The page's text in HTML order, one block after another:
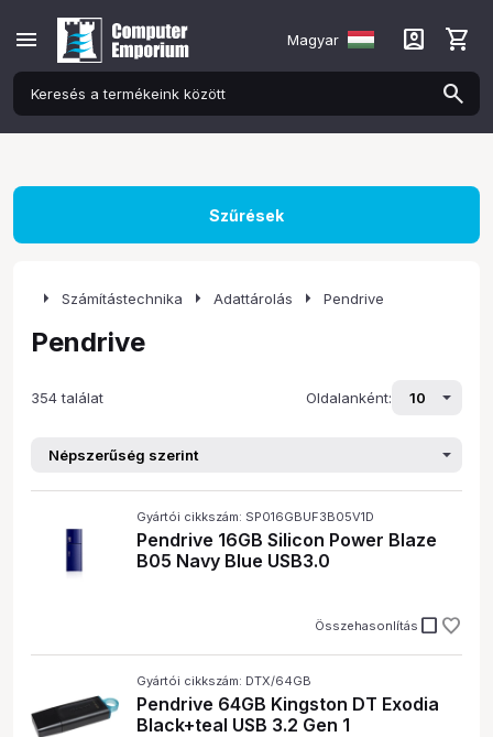
menu Magyar account_box shopping_cart
arrow_right Számítástechnika arrow_right Adattárolás arrow_right Pendrive
Pendrive
354 találat Oldalanként:
Gyártói cikkszám: SP016GBUF3B05V1D
Pendrive 16GB Silicon Power Blaze
B05 Navy Blue USB3.0
Összehasonlítás check_box_outline_blank
Gyártói cikkszám: DTX/64GB
Pendrive 64GB Kingston DT Exodia
Black+teal USB 3.2 Gen 1
Szűrések